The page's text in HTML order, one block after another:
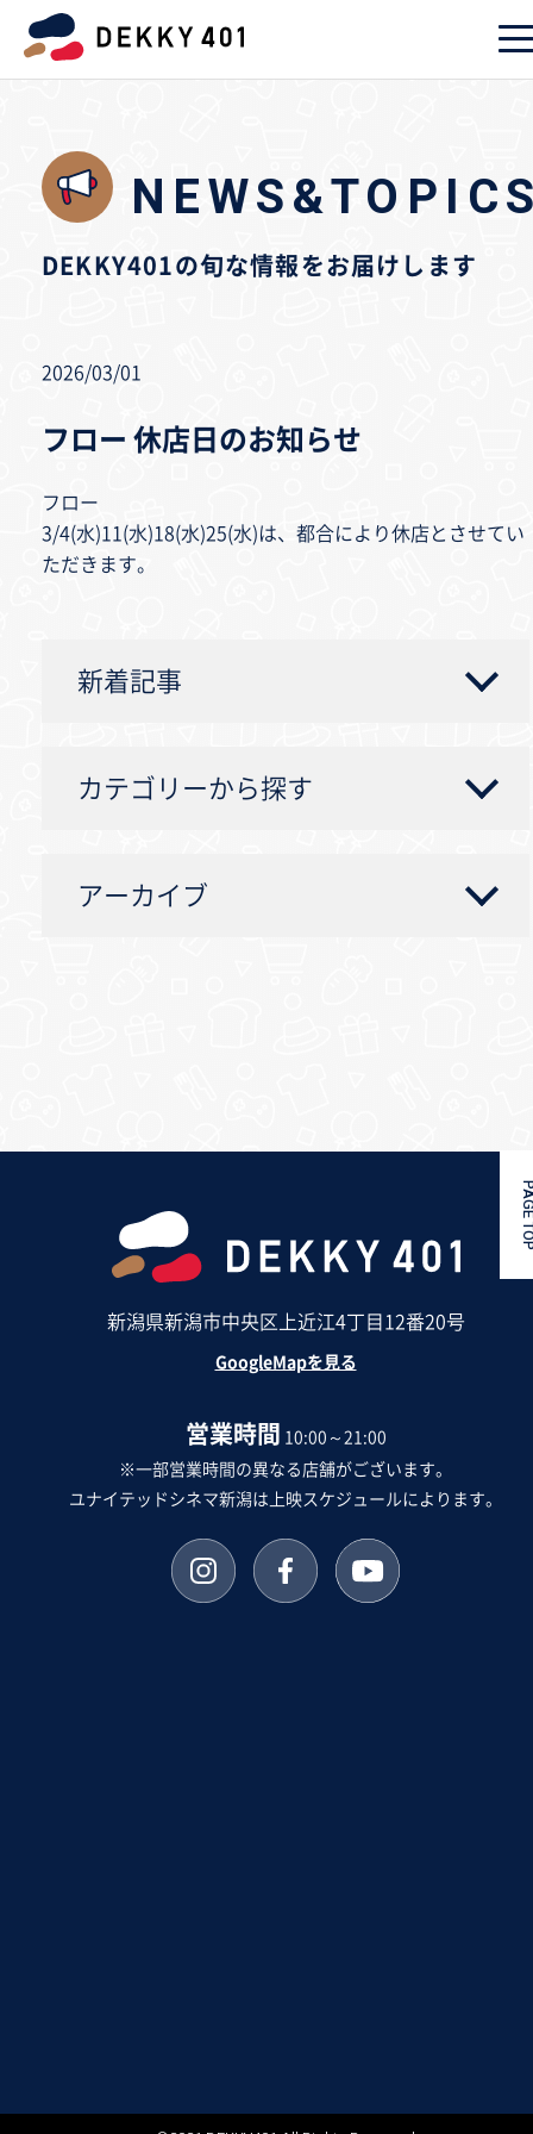
DEKKY401の旬な情報をお届けします
2026/03/01
フロー 休店日のお知らせ
フロー
3/4(水)11(水)18(水)25(水)は、都合により休店とさせてい
ただきます。
新着記事
カテゴリーから探す
アーカイブ
新潟県新潟市中央区上近江4丁目12番20号
GoogleMapを見る
営業時間 10:00～21:00
※一部営業時間の異なる店舗がございます。
ユナイテッドシネマ新潟は上映スケジュールによります。